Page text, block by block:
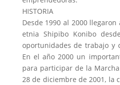
HISTORIA
Desde 1990 al 2000
etnia Shipibo Konibo
oportunidades de trabajo y
En el año 2000 un
para participar de la
28 de diciembre de 2001, la